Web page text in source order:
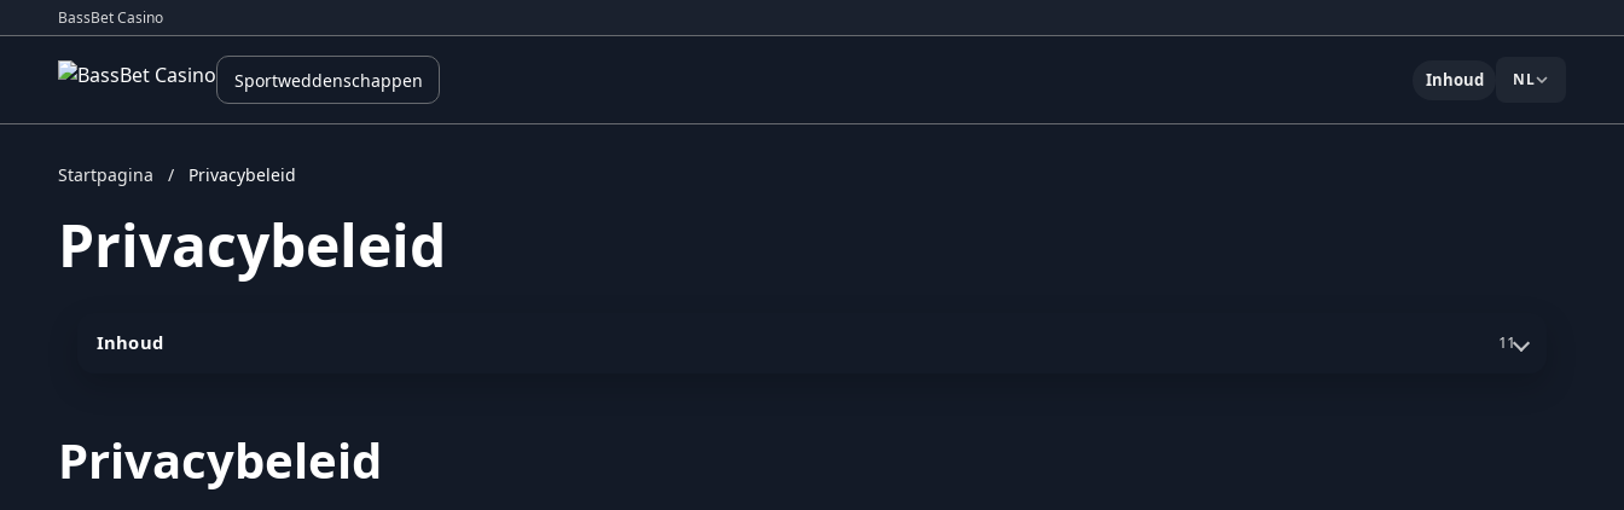
BassBet Casino
Sportweddenschappen Inhoud NL
Startpagina / Privacybeleid
Privacybeleid
Inhoud 11
Privacybeleid